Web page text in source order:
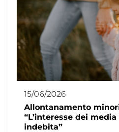
15/06/2026
Allontanamento
“L’interesse dei
indebita”